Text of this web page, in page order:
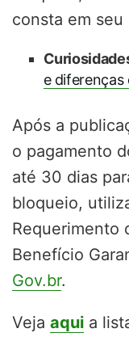
consta em seu
e
Após a
o pagamento
até 30 dias
bloqueio,
Requerimento
Benefício
Gov.br.
Veja aqui a